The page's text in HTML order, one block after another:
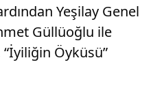
Yeşilay Genel
Güllüoğlu ile
Öyküsü”